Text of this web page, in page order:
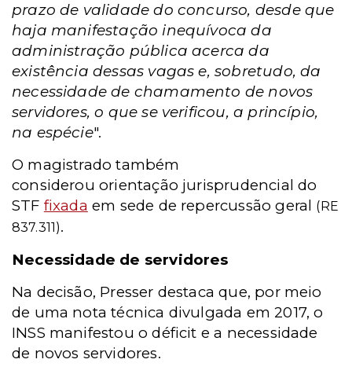
prazo de validade do concurso, desde que
haja manifestação inequívoca da
administração pública acerca da
existência dessas vagas e, sobretudo, da
necessidade de chamamento de novos
servidores, o que se verificou, a princípio,
na espécie".
O magistrado também
considerou orientação jurisprudencial do
STF fixada em sede de repercussão geral (RE
837.311).
Necessidade de servidores
Na decisão, Presser destaca que, por meio
de uma nota técnica divulgada em 2017, o
INSS manifestou o déficit e a necessidade
de novos servidores.